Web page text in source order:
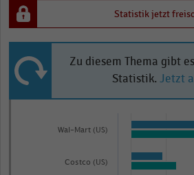
Statistik jetzt
Zu diesem Thema gibt
Statistik. Jetzt
Wal-Mart (US)
Costco (US)